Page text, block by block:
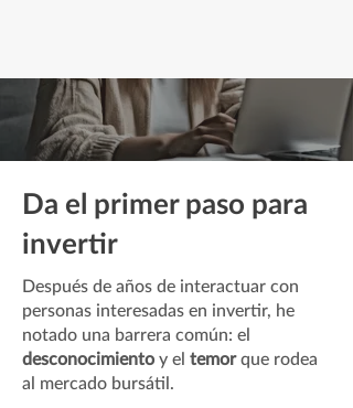
Da el primer paso para
invertir
Después de años de interactuar con
personas interesadas en invertir, he
notado una barrera común: el
desconocimiento y el temorque rodea
al mercado bursátil.